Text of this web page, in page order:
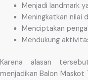
Menjadi landmark
Meningkatkan nilai
Menciptakan
Mendukung
Karena alasan
menjadikan Balon